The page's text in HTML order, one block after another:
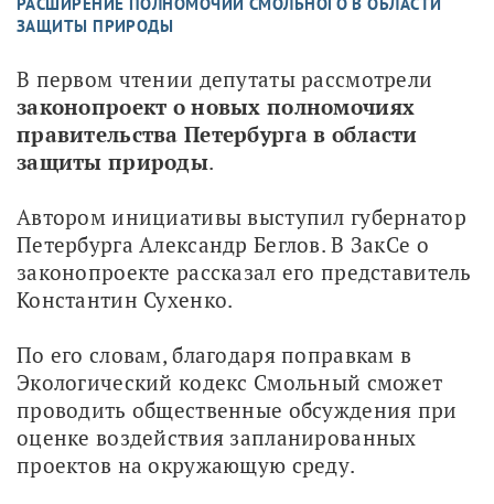
ЗАЩИТЫ ПРИРОДЫ
законопроект о новых полномочиях
правительства Петербурга в области
защиты природы.
Автором инициативы выступил губернатор
Петербурга Александр Беглов. В ЗакСе о
законопроекте рассказал его представитель
Константин Сухенко.
По его словам, благодаря поправкам в
Экологический кодекс Смольный сможет
проводить общественные обсуждения при
оценке воздействия запланированных
проектов на окружающую среду.